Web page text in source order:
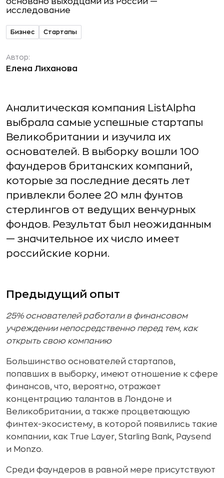
Бизнес Стартапы
Автор:
Елена Лиханова
Аналитическая компания ListAlpha
выбрала самые успешные стартапы
Великобритании и изучила их
основателей. В выборку вошли 100
фаундеров британских компаний,
которые за последние десять лет
привлекли более 20 млн фунтов
стерлингов от ведущих венчурных
фондов. Результат был неожиданным
— значительное их число имеет
российские корни.
Предыдущий опыт
25% основателей работали в финансовом
учреждении непосредственно перед тем, как
открыть свою компанию
Большинство основателей стартапов,
попавших в выборку, имеют отношение к сфере
финансов, что, вероятно, отражает
концентрацию талантов в Лондоне и
Великобритании, а также процветающую
финтех-экосистему, в которой появились такие
компании, как True Layer, Starling Bank, Paysend
и Monzo.
Среди фаундеров в равной мере присутствуют